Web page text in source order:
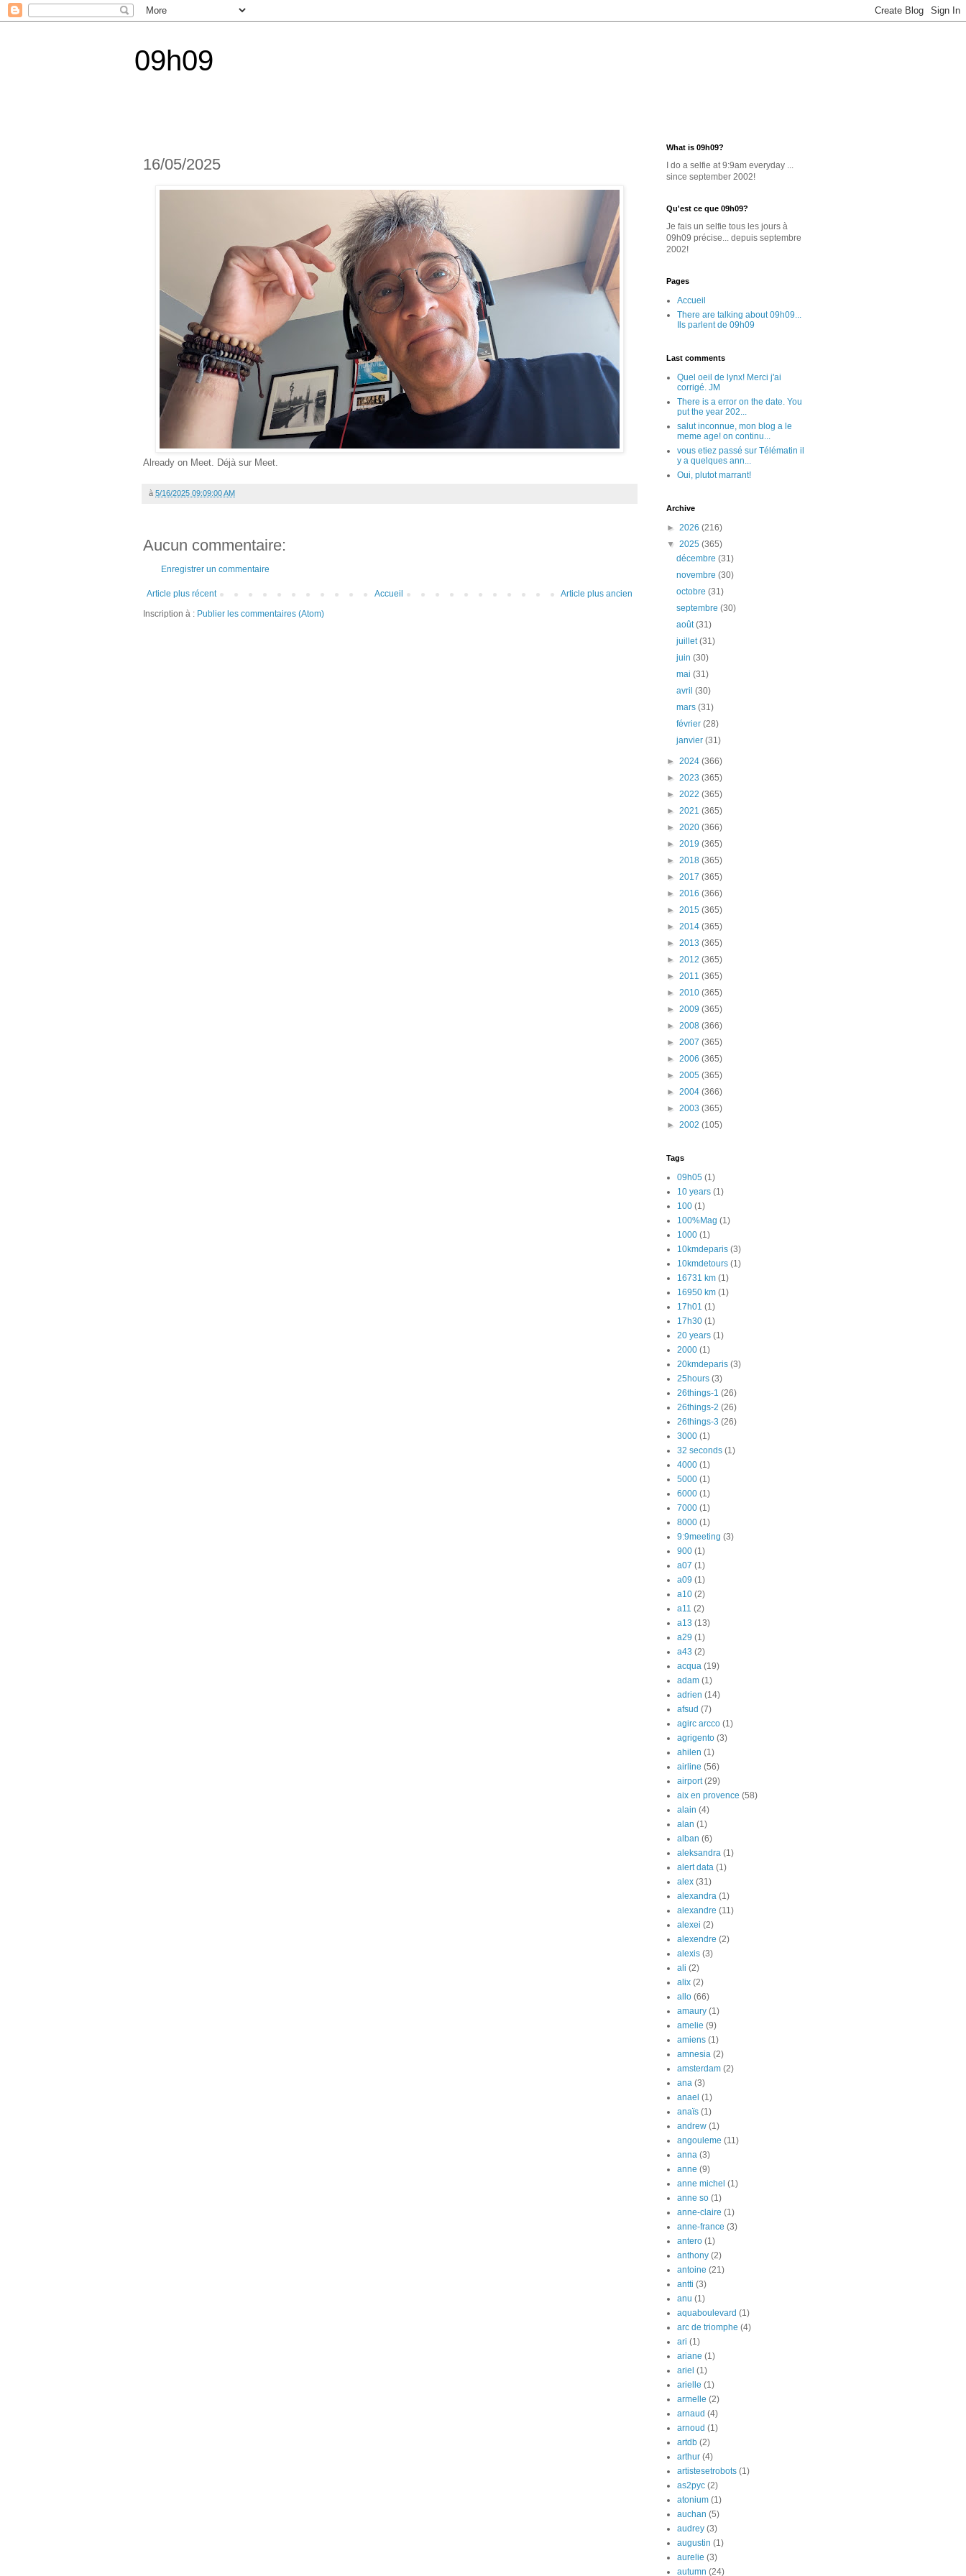
09h09
16/05/2025
Already on Meet. Déjà sur Meet.
à 5/16/2025 09:09:00 AM
Aucun commentaire:
Enregistrer un commentaire
Article plus récent Article plus ancien
Accueil
Inscription à : Publier les commentaires (Atom)
What is 09h09?
I do a selfie at 9:9am everyday ...
since september 2002!
Qu'est ce que 09h09?
Je fais un selfie tous les jours à
09h09 précise... depuis septembre
2002!
Pages
Accueil
There are talking about 09h09...
Ils parlent de 09h09
Last comments
Quel oeil de lynx! Merci j'ai
corrigé. JM
There is a error on the date. You
put the year 202...
salut inconnue, mon blog a le
meme age! on continu...
vous etiez passé sur Télématin il
y a quelques ann...
Oui, plutot marrant!
Archive
► 2026 (216)
▼ 2025 (365)
décembre(31)
novembre(30)
octobre(31)
septembre(30)
août(31)
juillet(31)
juin(30)
mai(31)
avril(30)
mars(31)
février(28)
janvier(31)
► 2024 (366)
► 2023 (365)
► 2022 (365)
► 2021 (365)
► 2020 (366)
► 2019 (365)
► 2018 (365)
► 2017 (365)
► 2016 (366)
► 2015 (365)
► 2014 (365)
► 2013 (365)
► 2012 (365)
► 2011 (365)
► 2010 (365)
► 2009 (365)
► 2008 (366)
► 2007 (365)
► 2006 (365)
► 2005 (365)
► 2004 (366)
► 2003 (365)
► 2002 (105)
Tags
09h05 (1)
10 years (1)
100 (1)
100%Mag (1)
1000 (1)
10kmdeparis (3)
10kmdetours (1)
16731 km (1)
16950 km (1)
17h01 (1)
17h30 (1)
20 years (1)
2000 (1)
20kmdeparis (3)
25hours (3)
26things-1 (26)
26things-2 (26)
26things-3 (26)
3000 (1)
32 seconds (1)
4000 (1)
5000 (1)
6000 (1)
7000 (1)
8000 (1)
9:9meeting (3)
900 (1)
a07 (1)
a09 (1)
a10 (2)
a11 (2)
a13 (13)
a29 (1)
a43 (2)
acqua (19)
adam (1)
adrien (14)
afsud (7)
agirc arcco (1)
agrigento (3)
ahilen (1)
airline (56)
airport (29)
aix en provence (58)
alain (4)
alan (1)
alban (6)
aleksandra (1)
alert data (1)
alex (31)
alexandra (1)
alexandre (11)
alexei (2)
alexendre (2)
alexis (3)
ali (2)
alix (2)
allo (66)
amaury (1)
amelie (9)
amiens (1)
amnesia (2)
amsterdam (2)
ana (3)
anael (1)
anaïs (1)
andrew (1)
angouleme (11)
anna (3)
anne (9)
anne michel (1)
anne so (1)
anne-claire (1)
anne-france (3)
antero (1)
anthony (2)
antoine (21)
antti (3)
anu (1)
aquaboulevard (1)
arc de triomphe (4)
ari (1)
ariane (1)
ariel (1)
arielle (1)
armelle (2)
arnaud (4)
arnoud (1)
artdb (2)
arthur (4)
artistesetrobots (1)
as2pyc (2)
atonium (1)
auchan (5)
audrey (3)
augustin (1)
aurelie (3)
autumn (24)